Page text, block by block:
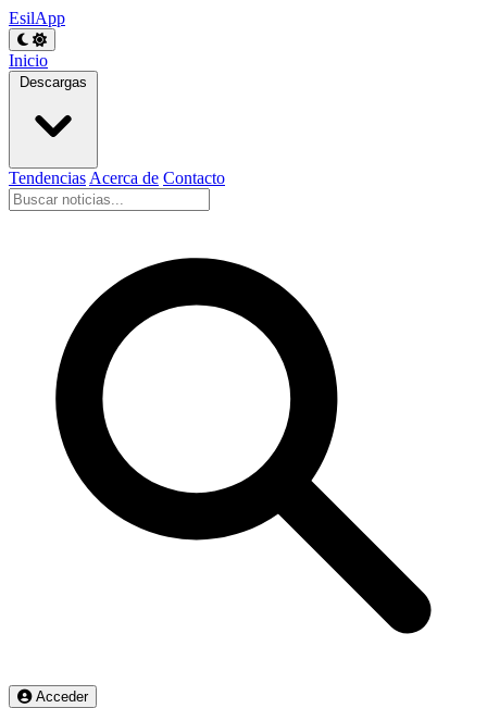
EsilApp
Inicio
Descargas
Tendencias Acerca de Contacto
Acceder